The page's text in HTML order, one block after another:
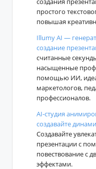
простого
повышая
Illumy AI —
создание
считанные
насыщенные
помощью ИИ,
маркетологов,
профессионалов.
AI-студия
создавайте
Создавайте
презентации с
повествование с
эффектами.